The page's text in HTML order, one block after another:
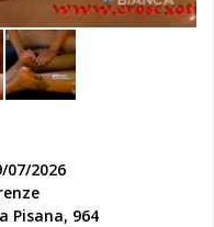
07/2026
Pisana, 964